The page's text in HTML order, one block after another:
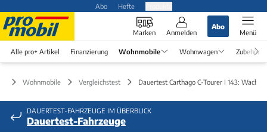
Abo Hefte
Marken Anmelden
Abo
Menü
Alle pro+ Artikel Finanzierung Wohnmobile Wohnwagen Zubehör
Wohnmobile Vergleichstest Dauertest Carthago C-Tourer I 143:
DAUERTEST-FAHRZEUGE IM ÜBERBLICK
Dauertest-Fahrzeuge